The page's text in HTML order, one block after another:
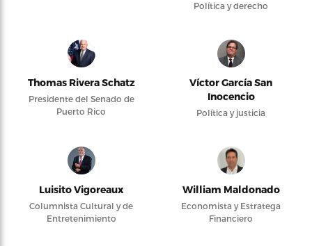
Política y derecho
Thomas Rivera Schatz
Presidente del Senado de
Puerto Rico
Víctor García San
Inocencio
Política y justicia
Luisito Vigoreaux
Columnista Cultural y de
Entretenimiento
William Maldonado
Economista y Estratega
Financiero